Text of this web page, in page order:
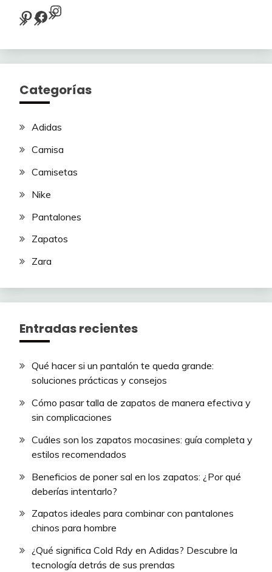
Pinterest
Facebook
Instagram
Categorías
Adidas
Camisa
Camisetas
Nike
Pantalones
Zapatos
Zara
Entradas recientes
Qué hacer si un pantalón te queda grande:
soluciones prácticas y consejos
Cómo pasar talla de zapatos de manera efectiva y
sin complicaciones
Cuáles son los zapatos mocasines: guía completa y
estilos recomendados
Beneficios de poner sal en los zapatos: ¿Por qué
deberías intentarlo?
Zapatos ideales para combinar con pantalones
chinos para hombre
¿Qué significa Cold Rdy en Adidas? Descubre la
tecnología detrás de sus prendas